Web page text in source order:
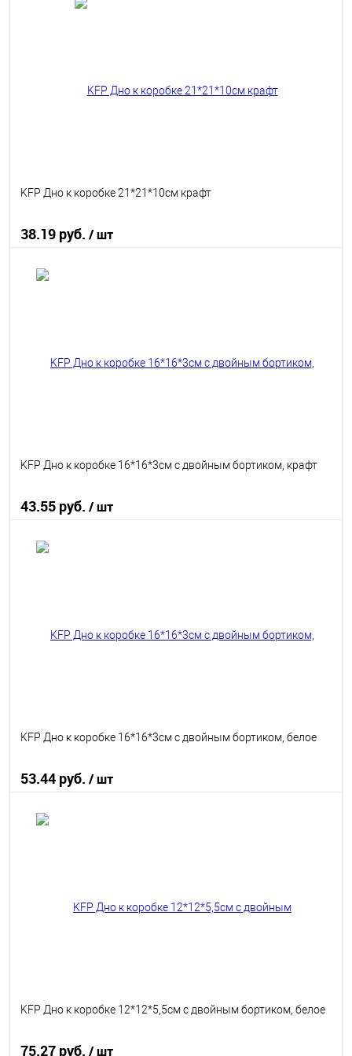
KFP Дно к коробке 21*21*10см крафт
38.19 руб. / шт
KFP Дно к коробке 16*16*3см с двойным бортиком, крафт
43.55 руб. / шт
KFP Дно к коробке 16*16*3см с двойным бортиком, белое
53.44 руб. / шт
KFP Дно к коробке 12*12*5,5см с двойным бортиком, белое
75.27 руб. / шт